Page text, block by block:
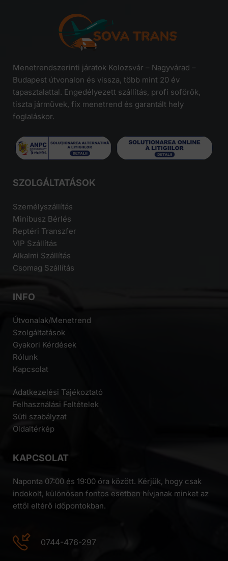
Menetrendszerinti járatok Kolozsvár – Nagyvárad –
Budapest útvonalon és vissza, több mint 20 év
tapasztalattal. Engedélyezett szállítás, profi sofőrök,
tiszta járművek, fix menetrend és garantált hely
foglaláskor.
SZOLGÁLTATÁSOK
Személyszállítás
Minibusz Bérlés
Reptéri Transzfer
VIP Szállítás
Alkalmi Szállítás
Csomag Szállítás
INFO
Útvonalak/Menetrend
Szolgáltatások
Gyakori Kérdések
Rólunk
Kapcsolat
Adatkezelési Tájékoztató
Felhasználási Feltételek
Süti szabályzat
Oldaltérkép
KAPCSOLAT
Naponta 07:00 és 19:00 óra között. Kérjük, hogy csak
indokolt, különösen fontos esetben hívjanak minket az
ettől eltérő időpontokban.
0744-476-297